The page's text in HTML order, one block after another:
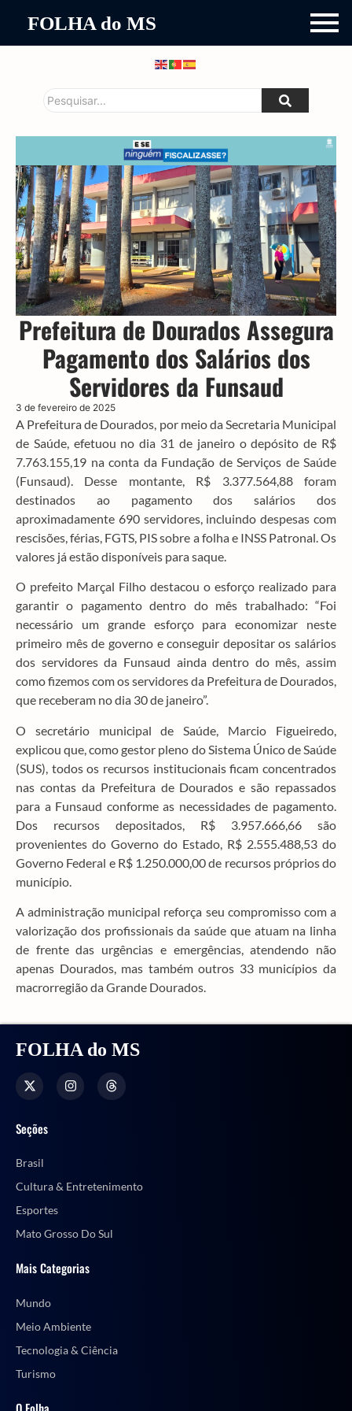
FOLHA do MS
Prefeitura de Dourados Assegura
Pagamento dos Salários dos
Servidores da Funsaud
3 de fevereiro de 2025
A Prefeitura de Dourados, por meio da Secretaria Municipal
de Saúde, efetuou no dia 31 de janeiro o depósito de R$
7.763.155,19 na conta da Fundação de Serviços de Saúde
(Funsaud). Desse montante, R$ 3.377.564,88 foram
destinados ao pagamento dos salários dos
aproximadamente 690 servidores, incluindo despesas com
rescisões, férias, FGTS, PIS sobre a folha e INSS Patronal. Os
valores já estão disponíveis para saque.
O prefeito Marçal Filho destacou o esforço realizado para
garantir o pagamento dentro do mês trabalhado: “Foi
necessário um grande esforço para economizar neste
primeiro mês de governo e conseguir depositar os salários
dos servidores da Funsaud ainda dentro do mês, assim
como fizemos com os servidores da Prefeitura de Dourados,
que receberam no dia 30 de janeiro”.
O secretário municipal de Saúde, Marcio Figueiredo,
explicou que, como gestor pleno do Sistema Único de Saúde
(SUS), todos os recursos institucionais ficam concentrados
nas contas da Prefeitura de Dourados e são repassados
para a Funsaud conforme as necessidades de pagamento.
Dos recursos depositados, R$ 3.957.666,66 são
provenientes do Governo do Estado, R$ 2.555.488,53 do
Governo Federal e R$ 1.250.000,00 de recursos próprios do
município.
A administração municipal reforça seu compromisso com a
valorização dos profissionais da saúde que atuam na linha
de frente das urgências e emergências, atendendo não
apenas Dourados, mas também outros 33 municípios da
macrorregião da Grande Dourados.
FOLHA do MS
Seções
Brasil
Cultura & Entretenimento
Esportes
Mato Grosso Do Sul
Mais Categorias
Mundo
Meio Ambiente
Tecnologia & Ciência
Turismo
O Folha